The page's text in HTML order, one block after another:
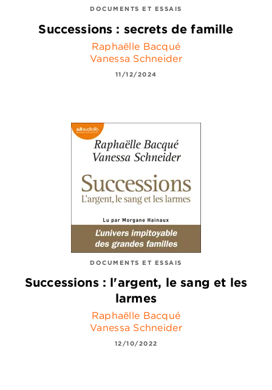
DOCUMENTS ET ESSAIS
Successions : secrets de famille
Raphaëlle Bacqué
Vanessa Schneider
11/12/2024
DOCUMENTS ET ESSAIS
Successions : l'argent, le sang et les
larmes
Raphaëlle Bacqué
Vanessa Schneider
12/10/2022